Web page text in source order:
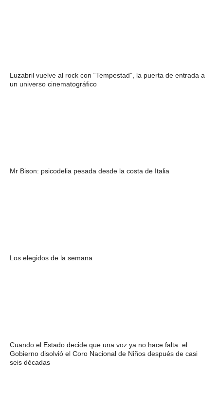
Luzabril vuelve al rock con “Tempestad”, la puerta de entrada a
un universo cinematográfico
Mr Bison: psicodelia pesada desde la costa de Italia
Los elegidos de la semana
Cuando el Estado decide que una voz ya no hace falta: el
Gobierno disolvió el Coro Nacional de Niños después de casi
seis décadas